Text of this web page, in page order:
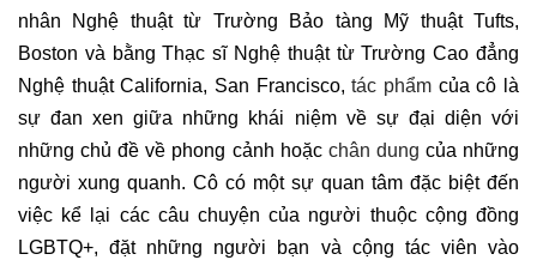
nhân Nghệ thuật từ Trường Bảo tàng Mỹ thuật Tufts,
Boston và bằng Thạc sĩ Nghệ thuật từ Trường Cao đẳng
Nghệ thuật California, San Francisco,tác phẩm của cô là
sự đan xen giữa những khái niệm về sự đại diện với
những chủ đề về phong cảnh hoặc chân dung của những
người xung quanh. Cô có một sự quan tâm đặc biệt đến
việc kể lại các câu chuyện của người thuộc cộng đồng
LGBTQ+, đặt những người bạn và cộng tác viên vào